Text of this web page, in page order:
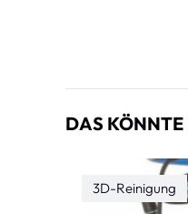
DAS
3D-Reinigung